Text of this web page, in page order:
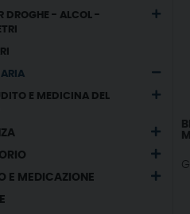
DROGHE - ALCOL -
E MEDICINA DEL
E MEDICAZIONE